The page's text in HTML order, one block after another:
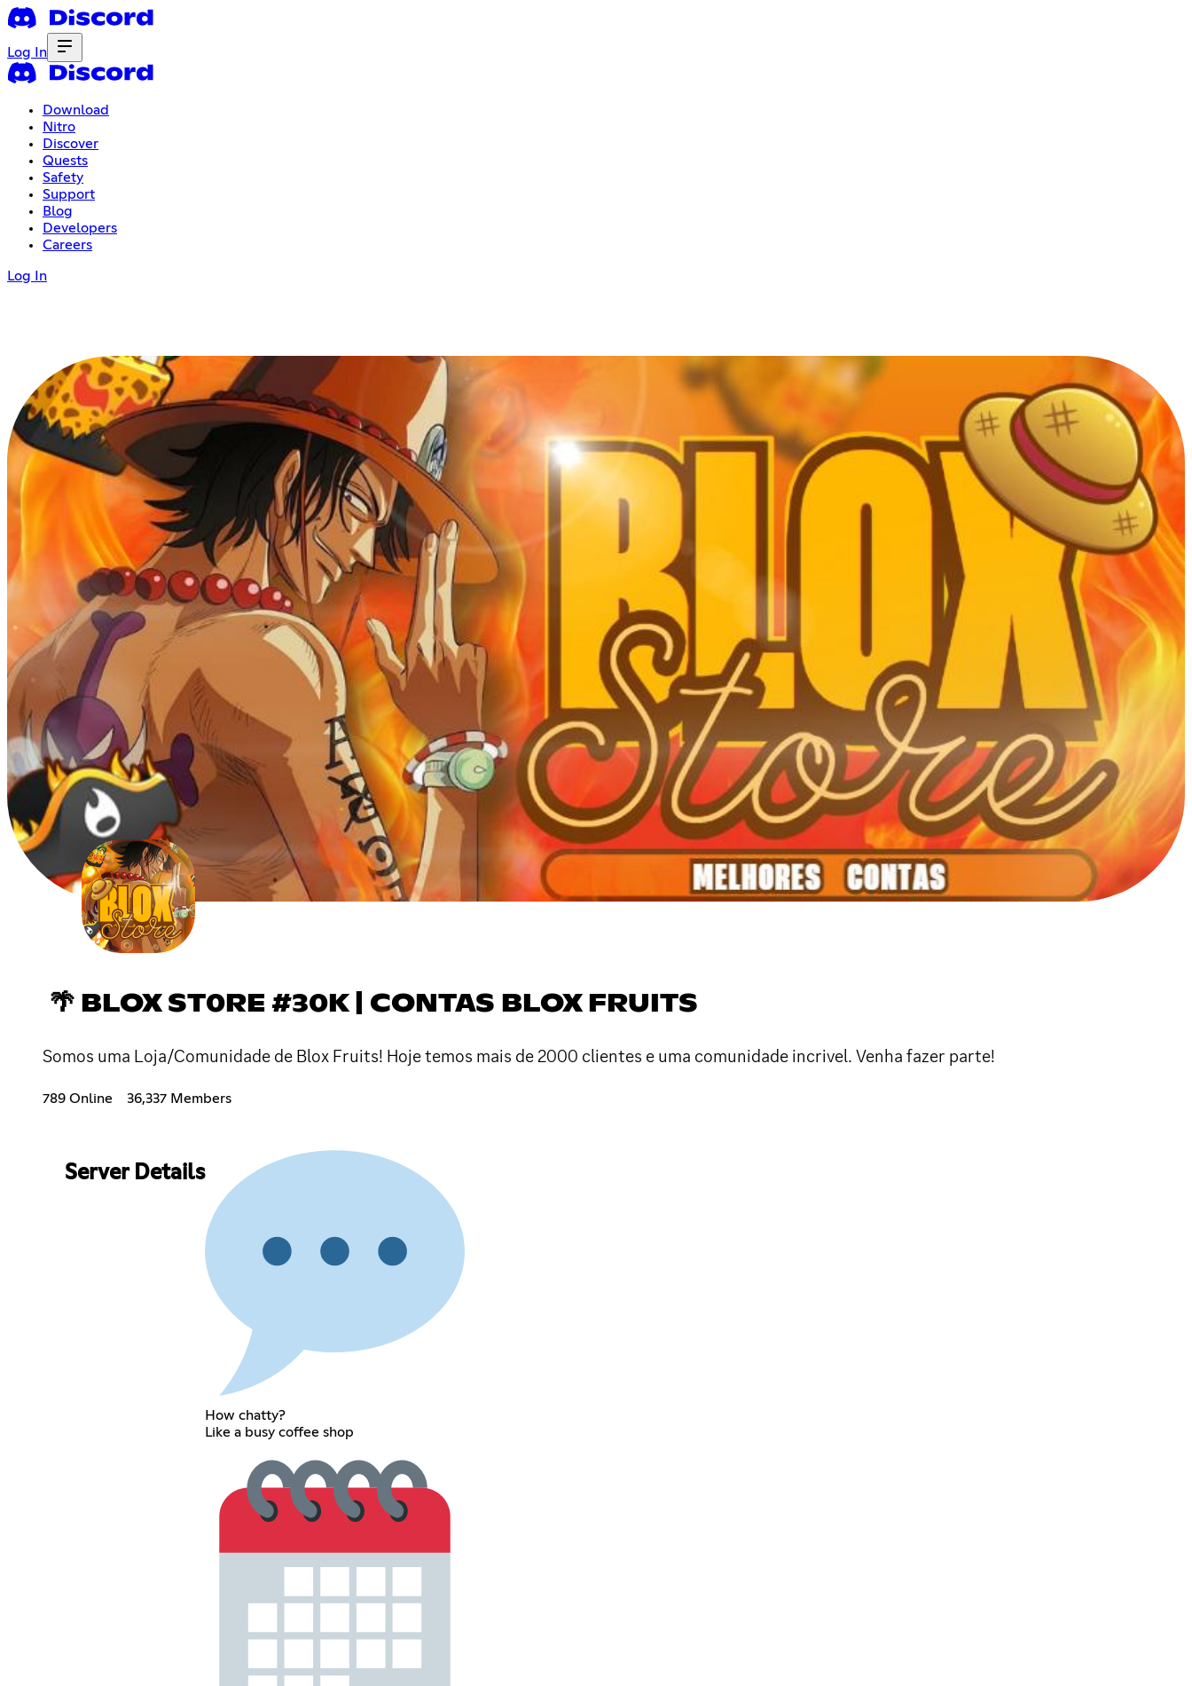
Log In
Download
Nitro
Discover
Quests
Safety
Support
Blog
Developers
Careers
Log In
🌴 BLOX ST0RE #30K | CONTAS BLOX FRUITS
Somos uma Loja/Comunidade de Blox Fruits! Hoje temos mais de 2000 clientes e uma comunidade incrivel. Venha fazer parte!
789 Online 36,337 Members
Server Details
How chatty?
Like a busy coffee shop